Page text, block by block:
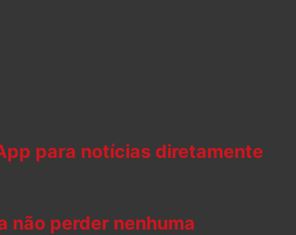
para notícias diretamente
não perder nenhuma